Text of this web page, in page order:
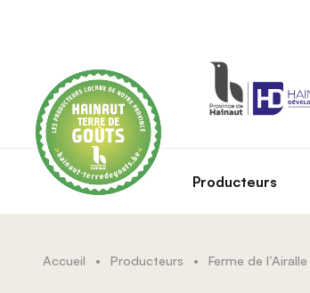
Producteurs
Accueil • Producteurs • Ferme de l’Airalle